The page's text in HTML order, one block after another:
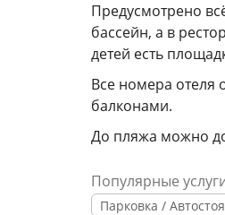
Предусмотрено
бассейн, а в
детей есть
Все номера отеля
балконами.
До пляжа можно
Популярные
Парковка /